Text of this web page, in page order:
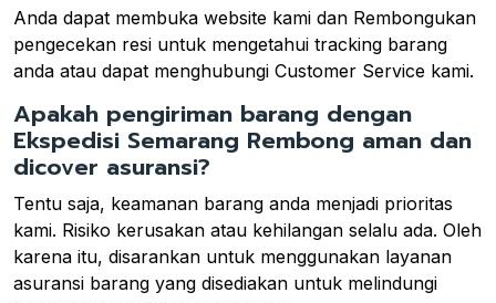
Anda dapat membuka website kami dan Rembongukan
pengecekan resi untuk mengetahui tracking barang
anda atau dapat menghubungi Customer Service kami.
Apakah pengiriman barang dengan
Ekspedisi Semarang Rembong aman dan
dicover asuransi?
Tentu saja, keamanan barang anda menjadi prioritas
kami. Risiko kerusakan atau kehilangan selalu ada. Oleh
karena itu, disarankan untuk menggunakan layanan
asuransi barang yang disediakan untuk melindungi